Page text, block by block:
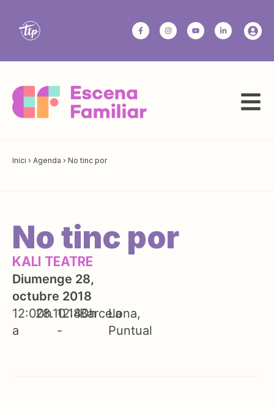
Inici › Agenda › No tinc por
No tinc por
KALI TEATRE
Diumenge 28,
octubre 2018
12:00h
a
28.10.18
12:40h
-
Barcelona
La
Puntual